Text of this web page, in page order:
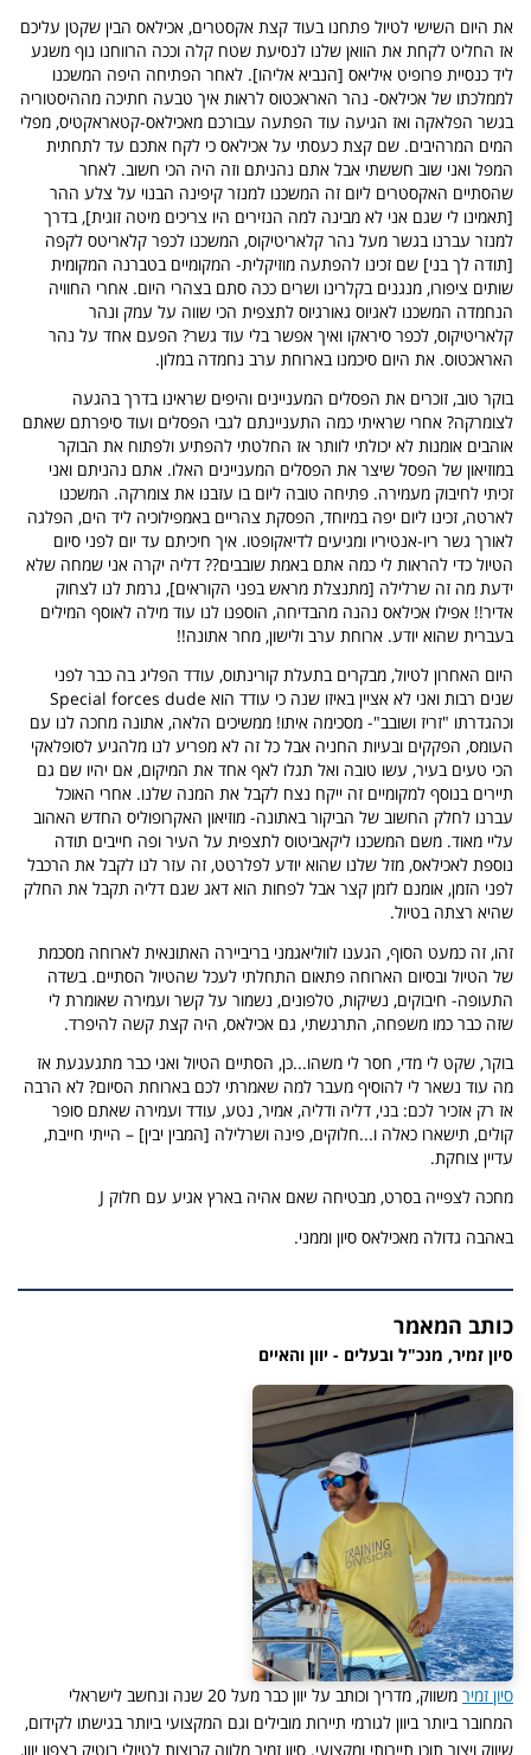
את היום השישי לטיול פתחנו בעוד קצת אקסטרים, אכילאס הבין שקטן עליכם
אז החליט לקחת את הוואן שלנו לנסיעת שטח קלה וככה הרווחנו נוף משגע
ליד כנסיית פרופיט איליאס [הנביא אליהו]. לאחר הפתיחה היפה המשכנו
לממלכתו של אכילאס- נהר האראכטוס לראות איך טבעה חתיכה מההיסטוריה
בגשר הפלאקה ואז הגיעה עוד הפתעה עבורכם מאכילאס-קטאראקטיס, מפלי
המים המרהיבים. שם קצת כעסתי על אכילאס כי לקח אתכם עד לתחתית
המפל ואני שוב חששתי אבל אתם נהניתם וזה היה הכי חשוב. לאחר
שהסתיים האקסטרים ליום זה המשכנו למנזר קיפינה הבנוי על צלע ההר
[תאמינו לי שגם אני לא מבינה למה הנזירים היו צריכים מיטה זוגית], בדרך
למנזר עברנו בגשר מעל נהר קלאריטיקוס, המשכנו לכפר קלאריטס לקפה
[תודה לך בני] שם זכינו להפתעה מוזיקלית- המקומיים בטברנה המקומית
שותים ציפורו, מנגנים בקלרינו ושרים ככה סתם בצהרי היום. אחרי החוויה
הנחמדה המשכנו לאגיוס גאורגיוס לתצפית הכי שווה על עמק ונהר
קלאריטיקוס, לכפר סיראקו ואיך אפשר בלי עוד גשר? הפעם אחד על נהר
האראכטוס. את היום סיכמנו בארוחת ערב נחמדה במלון.
בוקר טוב, זוכרים את הפסלים המעניינים והיפים שראינו בדרך בהגעה
לצומרקה? אחרי שראיתי כמה התעניינתם לגבי הפסלים ועוד סיפרתם שאתם
אוהבים אומנות לא יכולתי לוותר אז החלטתי להפתיע ולפתוח את הבוקר
במוזיאון של הפסל שיצר את הפסלים המעניינים האלו. אתם נהניתם ואני
זכיתי לחיבוק מעמירה. פתיחה טובה ליום בו עזבנו את צומרקה. המשכנו
לארטה, זכינו ליום יפה במיוחד, הפסקת צהריים באמפילוכיה ליד הים, הפלגה
לאורך גשר ריו-אנטיריו ומגיעים לדיאקופטו. איך חיכיתם עד יום לפני סיום
הטיול כדי להראות לי כמה אתם באמת שובבים?? דליה יקרה אני שמחה שלא
ידעת מה זה שרלילה [מתנצלת מראש בפני הקוראים], גרמת לנו לצחוק
אדיר!! אפילו אכילאס נהנה מהבדיחה, הוספנו לנו עוד מילה לאוסף המילים
בעברית שהוא יודע. ארוחת ערב ולישון, מחר אתונה!!
היום האחרון לטיול, מבקרים בתעלת קורינתוס, עודד הפליג בה כבר לפני
שנים רבות ואני לא אציין באיזו שנה כי עודד הוא Special forces dude
וכהגדרתו "זריז ושובב"- מסכימה איתו! ממשיכים הלאה, אתונה מחכה לנו עם
העומס, הפקקים ובעיות החניה אבל כל זה לא מפריע לנו מלהגיע לסופלאקי
הכי טעים בעיר, עשו טובה ואל תגלו לאף אחד את המיקום, אם יהיו שם גם
תיירים בנוסף למקומיים זה ייקח נצח לקבל את המנה שלנו. אחרי האוכל
עברנו לחלק החשוב של הביקור באתונה- מוזיאון האקרופוליס החדש האהוב
עליי מאוד. משם המשכנו ליקאביטוס לתצפית על העיר ופה חייבים תודה
נוספת לאכילאס, מזל שלנו שהוא יודע לפלרטט, זה עזר לנו לקבל את הרכבל
לפני הזמן, אומנם לזמן קצר אבל לפחות הוא דאג שגם דליה תקבל את החלק
שהיא רצתה בטיול.
זהו, זה כמעט הסוף, הגענו לווליאגמני בריביירה האתונאית לארוחה מסכמת
של הטיול ובסיום הארוחה פתאום התחלתי לעכל שהטיול הסתיים. בשדה
התעופה- חיבוקים, נשיקות, טלפונים, נשמור על קשר ועמירה שאומרת לי
שזה כבר כמו משפחה, התרגשתי, גם אכילאס, היה קצת קשה להיפרד.
בוקר, שקט לי מדי, חסר לי משהו...כן, הסתיים הטיול ואני כבר מתגעגעת אז
מה עוד נשאר לי להוסיף מעבר למה שאמרתי לכם בארוחת הסיום? לא הרבה
אז רק אזכיר לכם: בני, דליה ודליה, אמיר, נטע, עודד ועמירה שאתם סופר
קולים, תישארו כאלה ו...חלוקים, פינה ושרלילה [המבין יבין] – הייתי חייבת,
עדיין צוחקת.
מחכה לצפייה בסרט, מבטיחה שאם אהיה בארץ אגיע עם חלוק J
באהבה גדולה מאכילאס סיון וממני.
כותב המאמר
סיון זמיר, מנכ"ל ובעלים - יוון והאיים
סיון זמיר
משווק, מדריך וכותב על יוון כבר מעל 20 שנה ונחשב לישראלי
המחובר ביותר ביוון לגורמי תיירות מובילים וגם המקצועי ביותר בגישתו לקידום,
שיווק ויצור תוכן תיירותי ומקצועי. סיון זמיר מלווה קבוצות לטיולי בוטיק בצפון יוון,